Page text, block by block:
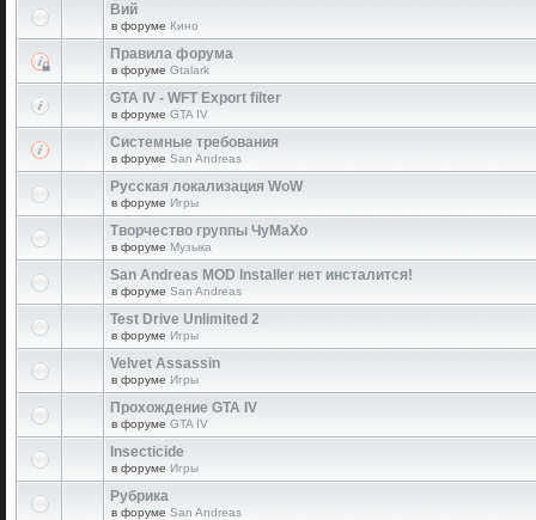
Вий
в форуме Кино
Правила форума
в форуме Gtalark
GTA IV - WFT Export filter
в форуме GTA IV
Системные требования
в форуме San Andreas
Русская локализация WoW
в форуме Игры
Творчество группы ЧуМаХо
в форуме Музыка
San Andreas MOD Installer нет инсталится!
в форуме San Andreas
Test Drive Unlimited 2
в форуме Игры
Velvet Assassin
в форуме Игры
Прохождение GTA IV
в форуме GTA IV
Insecticide
в форуме Игры
Рубрика
в форуме San Andreas